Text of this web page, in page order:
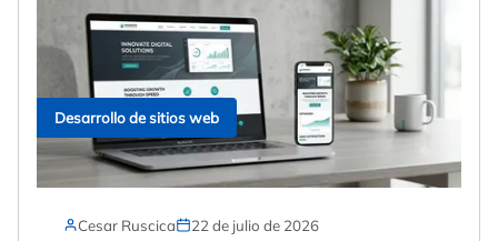
Desarrollo de sitios web
Cesar Ruscica 22 de julio de 2026